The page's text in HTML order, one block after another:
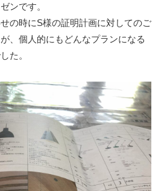
ンです。
の時にS様の証明計画に対してのご
、個人的にもどんなプランになる
た。